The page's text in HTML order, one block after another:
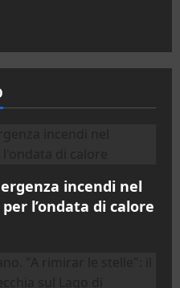
incendi nel
l’ondata di calore